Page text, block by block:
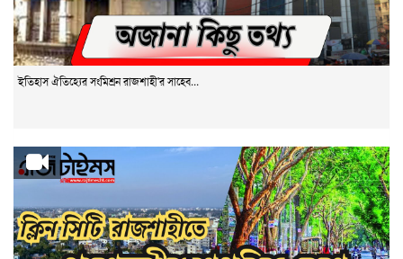
ইতিহাস ঐতিহ্যের সংমিশ্রন রাজশাহী'র সাহেব...